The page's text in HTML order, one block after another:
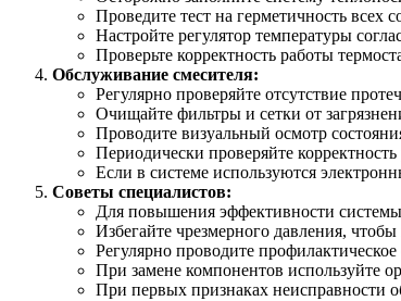
Проведите тест на герметичность всех
Настройте регулятор температуры
Проверьте корректность работы
Обслуживание смесителя:
Регулярно проверяйте отсутствие
Очищайте фильтры и сетки от
Проводите визуальный осмотр
Периодически проверяйте
Если в системе используются
Советы специалистов:
Для повышения эффективности
Избегайте чрезмерного давления,
Регулярно проводите
При замене компонентов используйте
При первых признаках неисправности